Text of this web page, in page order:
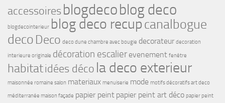
accessoires blogdecoblog deco
blogdecointerieur blog deco recupcanalbogue
deco Deco deco dune chambre avec bougie decorateur decoration
interieure originale décoration escalier evenement fenêtre
habitatidées déco la deco exterieur
maisonnée romaine salon materiaux menuiserie mode motifs décoratifs art deco
méditerranée maison façade papier peint papier peint art déco papier peint